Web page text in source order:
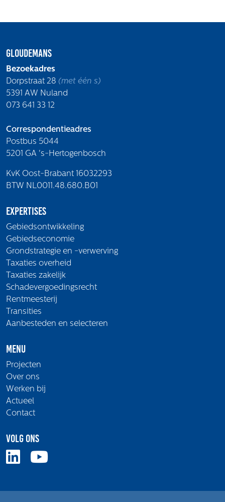
Gloudemans
Bezoekadres
Dorpstraat 28 (met één s)
5391 AW Nuland
073 641 33 12
Correspondentieadres
Postbus 5044
5201 GA 's-Hertogenbosch
KvK Oost-Brabant 16032293
BTW NL0011.48.680.B01
Expertises
Gebiedsontwikkeling
Gebiedseconomie
Grondstrategie en -verwerving
Taxaties overheid
Taxaties zakelijk
Schadevergoedingsrecht
Rentmeesterij
Transities
Aanbesteden en selecteren
Menu
Projecten
Over ons
Werken bij
Actueel
Contact
Volg ons